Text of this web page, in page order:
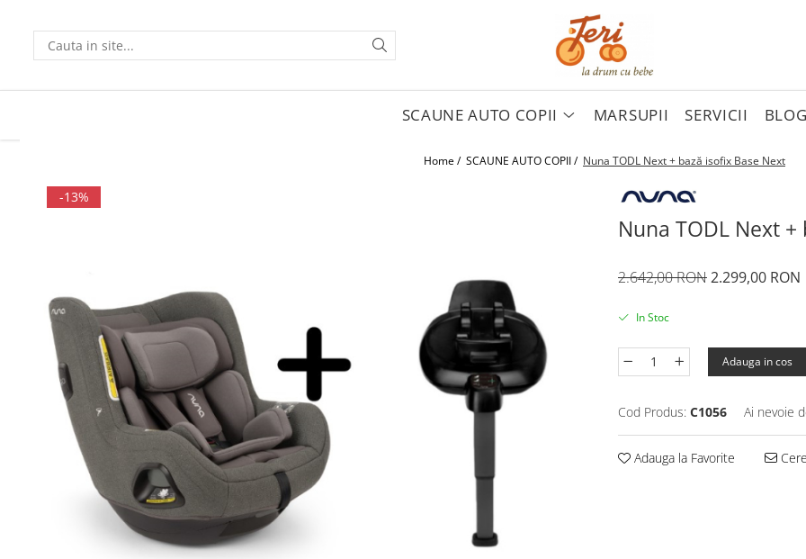
SCAUNE AUTO COPII
SCAUNE ROTATIVE
SCAUNE REAR FACING
Accesorii scaune auto
SCAUNE AUTO COPII MARSUPII SERVICII
Home / SCAUNE AUTO COPII / Nuna TODL Next + bază isofix Base Next
Nuna TODL Next
-13%
2.642,00 RON2.299,00 RON
In Stoc
Adauga in cos
Cod Produs: C1056 Ai nevoie
Adauga la Favorite